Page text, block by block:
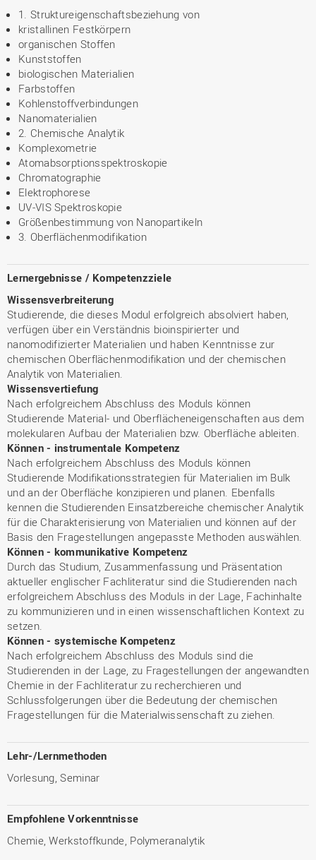
1. Struktureigenschaftsbeziehung von
kristallinen Festkörpern
organischen Stoffen
Kunststoffen
biologischen Materialien
Farbstoffen
Kohlenstoffverbindungen
Nanomaterialien
2. Chemische Analytik
Komplexometrie
Atomabsorptionsspektroskopie
Chromatographie
Elektrophorese
UV-VIS Spektroskopie
Größenbestimmung von Nanopartikeln
3. Oberflächenmodifikation
Lernergebnisse / Kompetenzziele
Wissensverbreiterung
Studierende, die dieses Modul erfolgreich absolviert haben,
verfügen über ein Verständnis bioinspirierter und
nanomodifizierter Materialien und haben Kenntnisse zur
chemischen Oberflächenmodifikation und der chemischen
Analytik von Materialien.
Wissensvertiefung
Nach erfolgreichem Abschluss des Moduls können
Studierende Material- und Oberflächeneigenschaften aus dem
molekularen Aufbau der Materialien bzw. Oberfläche ableiten.
Können - instrumentale Kompetenz
Nach erfolgreichem Abschluss des Moduls können
Studierende Modifikationsstrategien für Materialien im Bulk
und an der Oberfläche konzipieren und planen. Ebenfalls
kennen die Studierenden Einsatzbereiche chemischer Analytik
für die Charakterisierung von Materialien und können auf der
Basis den Fragestellungen angepasste Methoden auswählen.
Können - kommunikative Kompetenz
Durch das Studium, Zusammenfassung und Präsentation
aktueller englischer Fachliteratur sind die Studierenden nach
erfolgreichem Abschluss des Moduls in der Lage, Fachinhalte
zu kommunizieren und in einen wissenschaftlichen Kontext zu
setzen.
Können - systemische Kompetenz
Nach erfolgreichem Abschluss des Moduls sind die
Studierenden in der Lage, zu Fragestellungen der angewandten
Chemie in der Fachliteratur zu recherchieren und
Schlussfolgerungen über die Bedeutung der chemischen
Fragestellungen für die Materialwissenschaft zu ziehen.
Lehr-/Lernmethoden
Vorlesung, Seminar
Empfohlene Vorkenntnisse
Chemie, Werkstoffkunde, Polymeranalytik